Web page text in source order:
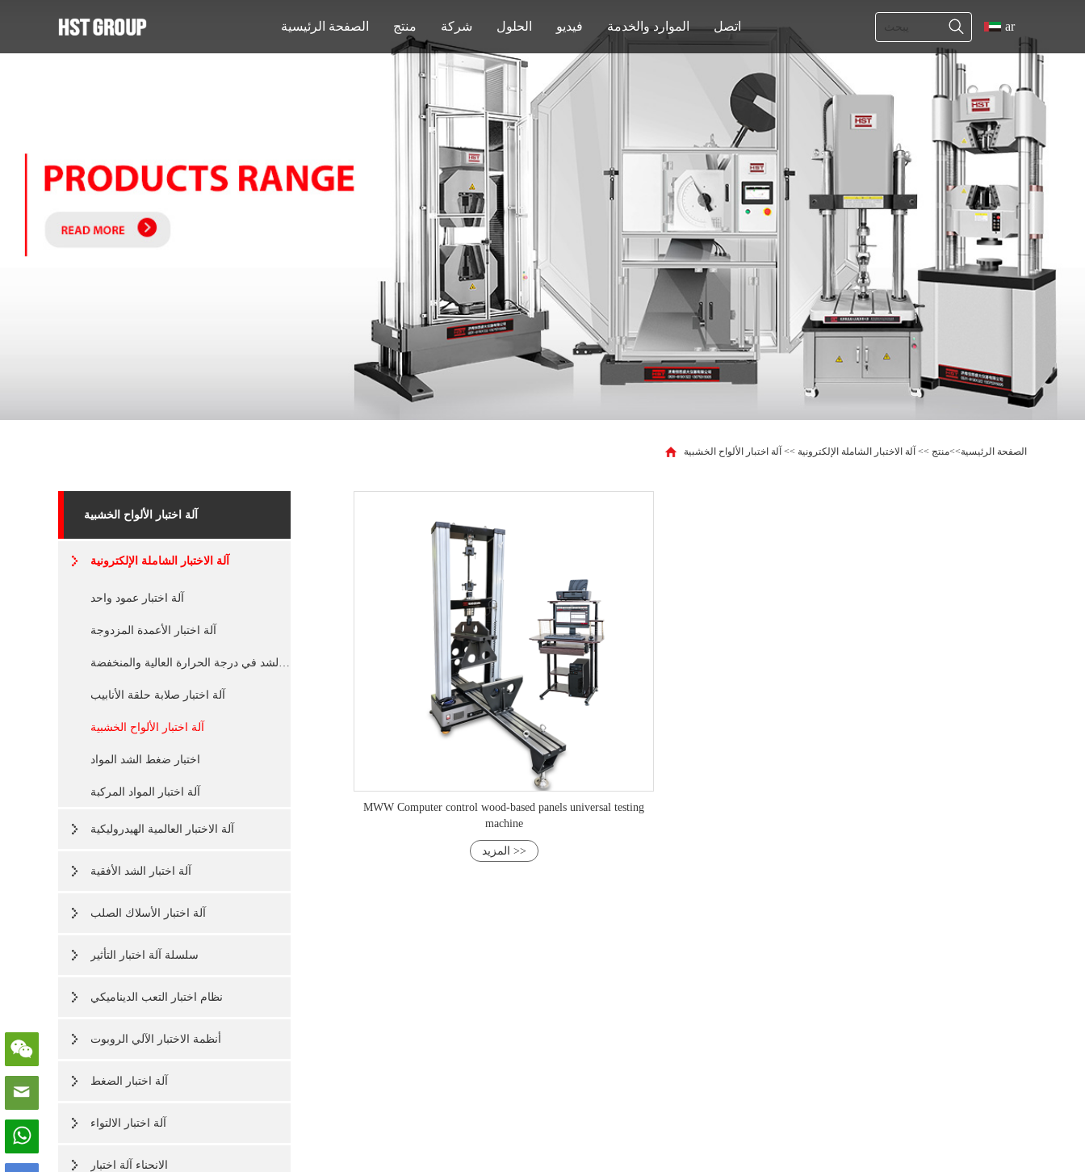
الصفحة الرئيسية منتج شركة الحلول فيديو الموارد والخدمة اتصل ar
الصفحة الرئيسية>>منتج >> آلة الاختبار الشاملة الإلكترونية >> آلة اختبار الألواح الخشبية
آلة اختبار الألواح الخشبية
آلة الاختبار الشاملة الإلكترونية
آلة اختبار عمود واحد
آلة اختبار الأعمدة المزدوجة
اختبار الشد في درجة الحرارة العالية والمنخفضة
آلة اختبار صلابة حلقة الأنابيب
آلة اختبار الألواح الخشبية
اختبار ضغط الشد المواد
آلة اختبار المواد المركبة
آلة الاختبار العالمية الهيدروليكية
آلة اختبار الشد الأفقية
آلة اختبار الأسلاك الصلب
سلسلة آلة اختبار التأثير
نظام اختبار التعب الديناميكي
أنظمة الاختبار الآلي الروبوت
آلة اختبار الضغط
آلة اختبار الالتواء
الانحناء آلة اختبار
MWW Computer control wood-based panels universal testing
machine
المزيد >>